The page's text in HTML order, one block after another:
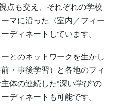
点も交え、それぞれの学校
マに沿った〈室内／フィー
ディネートしています。
とのネットワークを生かし
・事後学習）と各地のフィ
体の連続した“深い学び”の
ディネートも可能です。